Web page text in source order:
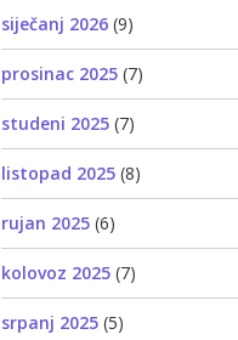
siječanj 2026 (9)
prosinac 2025 (7)
studeni 2025 (7)
listopad 2025 (8)
rujan 2025 (6)
kolovoz 2025 (7)
srpanj 2025 (5)